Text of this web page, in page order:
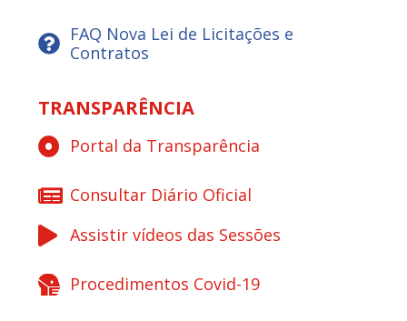
FAQ Nova Lei de Licitações e
Contratos
TRANSPARÊNCIA
Portal da Transparência
Consultar Diário Oficial
Assistir vídeos das Sessões
Procedimentos Covid-19